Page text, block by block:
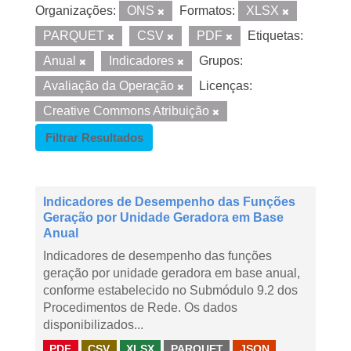
Organizações: ONS Formatos:
XLSX
PARQUET
CSV PDF
Etiquetas:
Anual
Indicadores
Grupos:
Avaliação da Operação
Licenças:
Creative Commons Atribuição
Filtrar Resultados
Indicadores de Desempenho das Funções
Geração por Unidade Geradora em Base
Anual
Indicadores de desempenho das funções
geração por unidade geradora em base anual,
conforme estabelecido no Submódulo 9.2 dos
Procedimentos de Rede. Os dados
disponibilizados...